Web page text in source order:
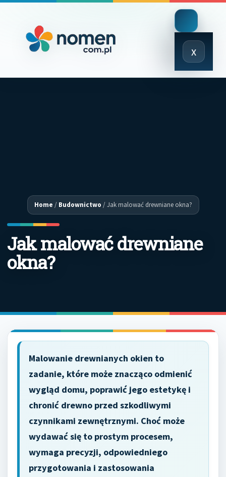
x
Close
Menu
Home / Budownictwo /Jak malować drewniane okna?
Jak malować drewniane
okna?
Malowanie drewnianych okien to
zadanie, które może znacząco odmienić
wygląd domu, poprawić jego estetykę i
chronić drewno przed szkodliwymi
czynnikami zewnętrznymi. Choć może
wydawać się to prostym procesem,
wymaga precyzji, odpowiedniego
przygotowania i zastosowania